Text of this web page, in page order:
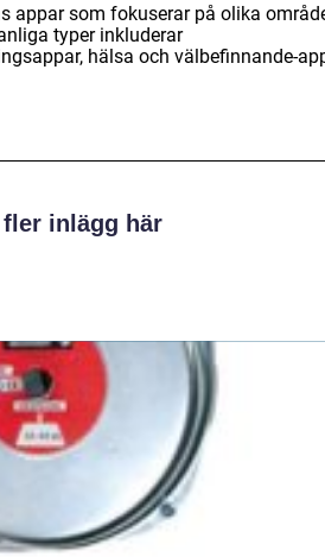
appar som fokuserar på olika
typer inkluderar
hälsa och välbefinnande-
fler inlägg här